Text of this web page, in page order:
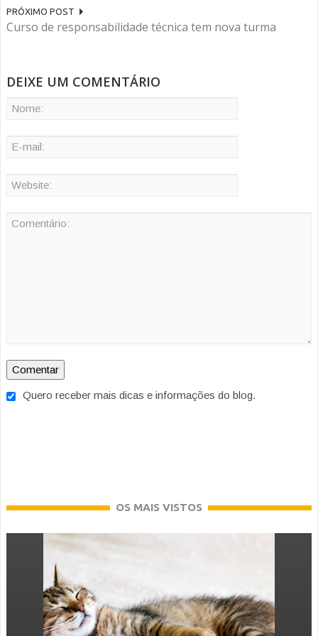
PRÓXIMO POST
Curso de responsabilidade técnica tem nova turma
DEIXE UM COMENTÁRIO
Quero receber mais dicas e informações do blog.
OS MAIS VISTOS